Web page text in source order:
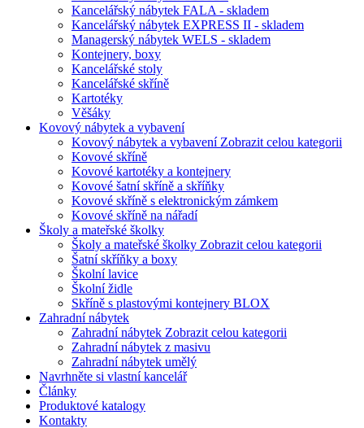
Kancelářský nábytek FALA - skladem
Kancelářský nábytek EXPRESS II - skladem
Managerský nábytek WELS - skladem
Kontejnery, boxy
Kancelářské stoly
Kancelářské skříně
Kartotéky
Věšáky
Kovový nábytek a vybavení
Kovový nábytek a vybavení Zobrazit celou kategorii
Kovové skříně
Kovové kartotéky a kontejnery
Kovové šatní skříně a skříňky
Kovové skříně s elektronickým zámkem
Kovové skříně na nářadí
Školy a mateřské školky
Školy a mateřské školky Zobrazit celou kategorii
Šatní skříňky a boxy
Školní lavice
Školní židle
Skříně s plastovými kontejnery BLOX
Zahradní nábytek
Zahradní nábytek Zobrazit celou kategorii
Zahradní nábytek z masivu
Zahradní nábytek umělý
Navrhněte si vlastní kancelář
Články
Produktové katalogy
Kontakty